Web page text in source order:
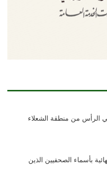
الرأس من منطقة الشعلاء
بأسماء الصحفيين الذين